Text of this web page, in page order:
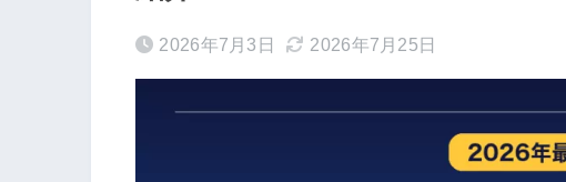
2026年7月3日 2026年7月25日